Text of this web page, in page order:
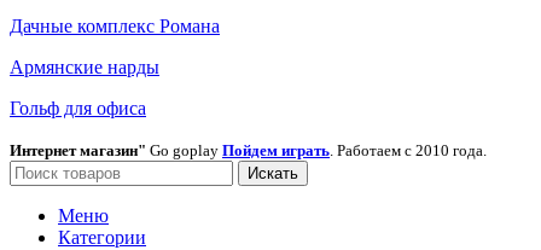
Дачные комплекс Романа
Армянские нарды
Гольф для офиса
Интернет магазин" Go goplay Пойдем играть. Работаем с 2010 года.
Искать
Меню
Категории